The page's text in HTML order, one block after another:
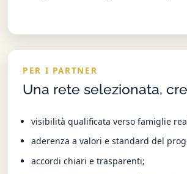
PER I PARTNER
Una rete selezionata,
visibilità qualificata verso famiglie
aderenza a valori e standard del
accordi chiari e trasparenti;